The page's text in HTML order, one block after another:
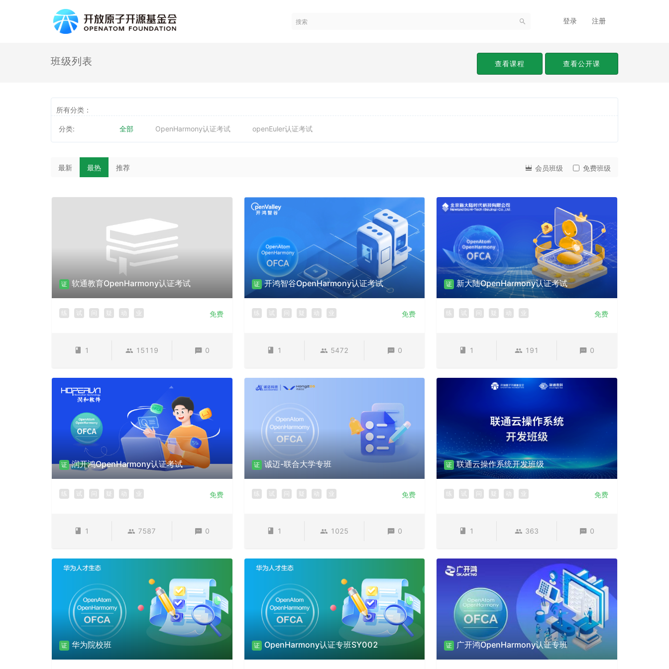
登录 注册
班级列表 查看课程 查看公开课
所有分类：
分类: 全部 OpenHarmony认证考试 openEuler认证考试
最新 最热 推荐 会员班级 免费班级
证 软通教育OpenHarmony认证考试
练 试 问 疑 动 业 免费
1 15119 0
证 开鸿智谷OpenHarmony认证考试
练 试 问 疑 动 业 免费
1 5472 0
证 新大陆OpenHarmony认证考试
练 试 问 疑 动 业 免费
1 191 0
证 润开鸿OpenHarmony认证考试
练 试 问 疑 动 业 免费
1 7587 0
证 诚迈-联合大学专班
练 试 问 疑 动 业 免费
1 1025 0
证 联通云操作系统开发班级
练 试 问 疑 动 业 免费
1 363 0
证 华为院校班 证 OpenHarmony认证专班SY002 证 广开鸿OpenHarmony认证专班